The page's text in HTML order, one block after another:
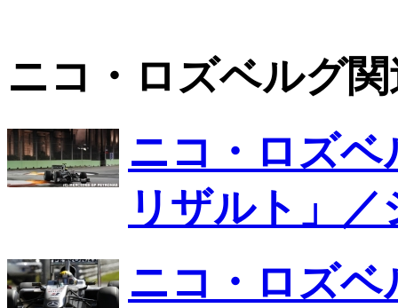
ニコ・ロズベルグ
ニコ・ロズ
リザルト」
ニコ・ロズ